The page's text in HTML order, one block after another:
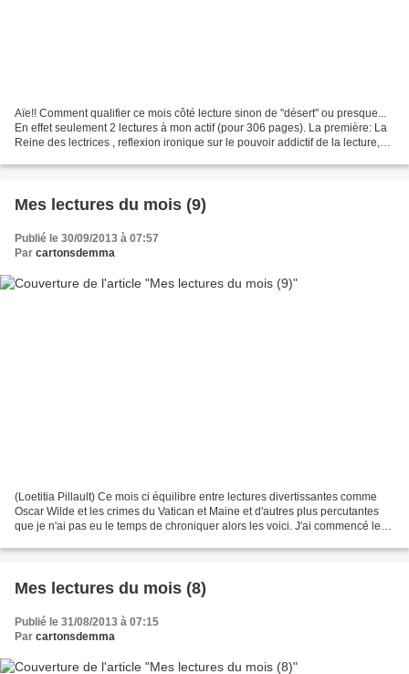
Aïe!! Comment qualifier ce mois côté lecture sinon de "désert" ou presque...
En effet seulement 2 lectures à mon actif (pour 306 pages). La première: La
Reine des lectrices , reflexion ironique sur le pouvoir addictif de la lecture,
Mes lectures du mois (9)
Publié le 30/09/2013 à 07:57
Par cartonsdemma
(Loetitia Pillault) Ce mois ci équilibre entre lectures divertissantes comme
Oscar Wilde et les crimes du Vatican et Maine et d'autres plus percutantes
que je n'ai pas eu le temps de chroniquer alors les voici. J'ai commencé le
Mes lectures du mois (8)
Publié le 31/08/2013 à 07:15
Par cartonsdemma